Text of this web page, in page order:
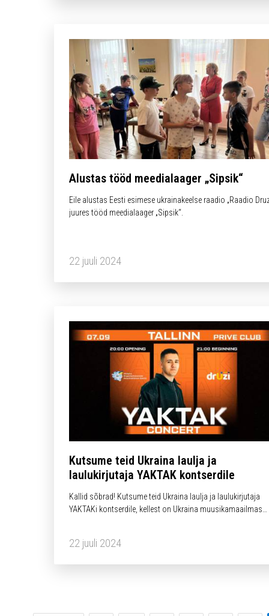
Alustas tööd meedialaager „Sipsik“
Eile alustas Eesti esimese ukrainakeelse raadio „Raadio
juures tööd meedialaager „Sipsik“.
22 juuli 2024
Kutsume teid Ukraina laulja ja
laulukirjutaja YAKTAK kontserdile
Kallid sõbrad! Kutsume teid Ukraina laulja ja laulukirjutaja
YAKTAKi kontserdile, kellest on Ukraina muusikamaailmas
22 juuli 2024